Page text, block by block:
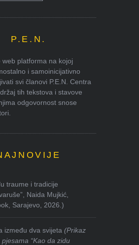
P.E.N.
web platforma na kojoj
i samoinicijativno
svi članovi P.E.N. Centra
tih tekstova i stavove
odgovornost snose
traume i tradicije
Naida Mujkić,
Sarajevo, 2026.)
između dva svijeta(Prikaz
pjesama “Kao da zidu